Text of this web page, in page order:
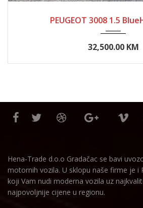
PEUGEOT 3008 1.5
32,500.00 KM
Hena-Trade d.o.o Gradačac se bavi
motornih vozila. U sklopu naše firme je i
koji Vam nudi moderna vozila uz
najpovoljnije cijene u regionu.